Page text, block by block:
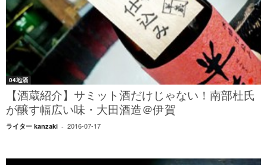
04地酒
【酒蔵紹介】サミット酒だけじゃない！南部杜氏
が醸す幅広い味・大田酒造＠伊賀
ライター kanzaki - 2016-07-17